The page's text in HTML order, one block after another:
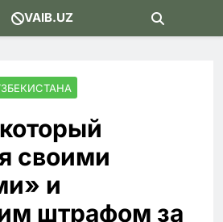
VAIB.UZ
своими
и
штрафом за